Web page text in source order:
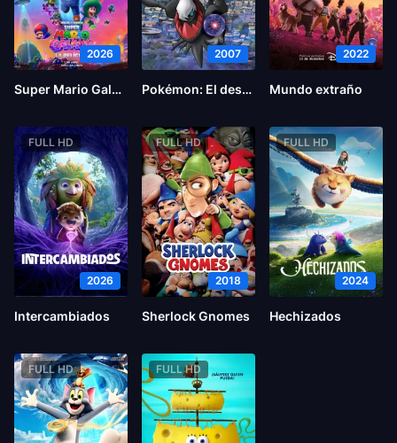
2026
Super Mario Galaxy la película
2007
Pokémon: El desafío de Darkrai
2022
Mundo extraño
FULL HD
2026
Intercambiados
FULL HD
2018
Sherlock Gnomes
FULL HD
2024
Hechizados
FULL HD FULL HD